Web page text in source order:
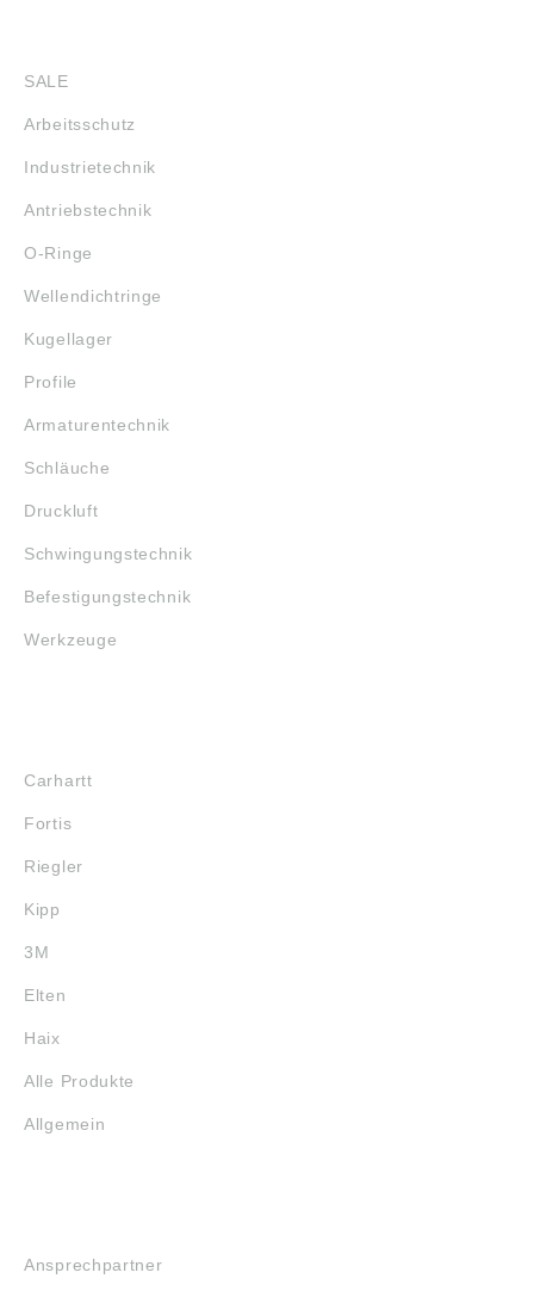
SALE
Arbeitsschutz
Industrietechnik
Antriebstechnik
O-Ringe
Wellendichtringe
Kugellager
Profile
Armaturentechnik
Schläuche
Druckluft
Schwingungstechnik
Befestigungstechnik
Werkzeuge
Carhartt
Fortis
Riegler
Kipp
3M
Elten
Haix
Alle Produkte
Allgemein
Ansprechpartner